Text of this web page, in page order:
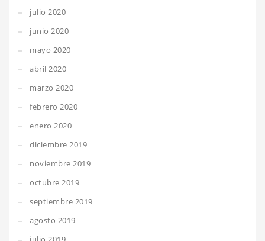
julio 2020
junio 2020
mayo 2020
abril 2020
marzo 2020
febrero 2020
enero 2020
diciembre 2019
noviembre 2019
octubre 2019
septiembre 2019
agosto 2019